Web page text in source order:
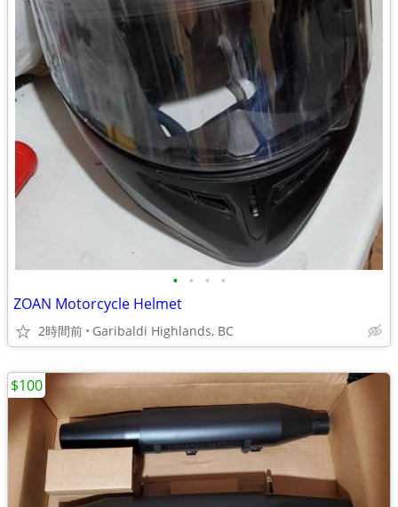
• • • •
ZOAN Motorcycle Helmet
2時間前 Garibaldi Highlands, BC
$100